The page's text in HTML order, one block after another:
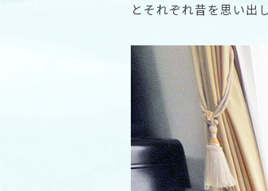
とそれぞれ昔を思い出